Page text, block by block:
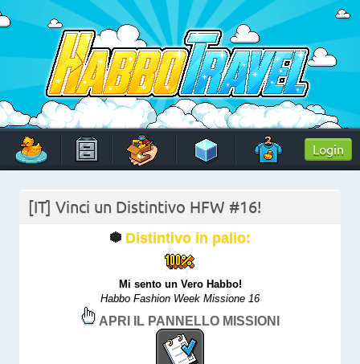
to
content
HabboTravel
Un viaggio di pixel!
Login
[IT] Vinci un Distintivo HFW #16!
Distintivo in palio:
Mi sento un Vero Habbo!
Habbo Fashion Week Missione 16
APRI IL PANNELLO MISSIONI